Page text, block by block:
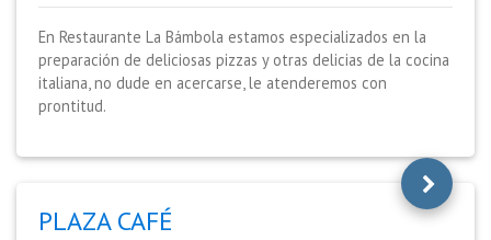
En Restaurante La Bámbola estamos especializados en la
preparación de deliciosas pizzas y otras delicias de la cocina
italiana, no dude en acercarse, le atenderemos con
prontitud.
PLAZA CAFÉ